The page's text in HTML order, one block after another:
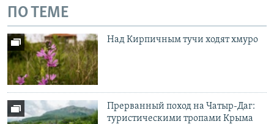
ПО ТЕМЕ
Над Кирпичным тучи ходят хмуро
Прерванный поход на Чатыр-Даг:
туристическими тропами Крыма